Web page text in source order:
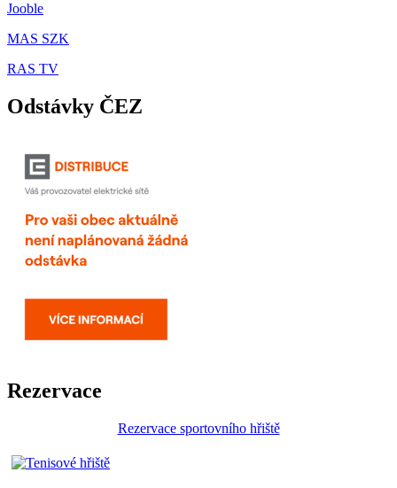
Jooble
MAS SZK
RAS TV
Odstávky ČEZ
Rezervace
Rezervace sportovního hřiště